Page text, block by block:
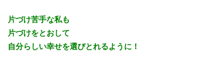
片づけ苦手な私も
片づけをとおして
自分らしい幸せを選びとれるように！